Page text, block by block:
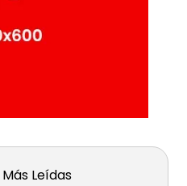
Más Leídas